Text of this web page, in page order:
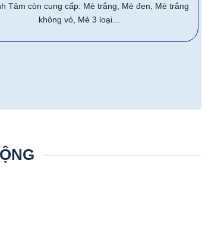
Tâm còn cung cấp: Mè trắng, Mè đen, Mè trắng
không vỏ, Mè 3 loại…